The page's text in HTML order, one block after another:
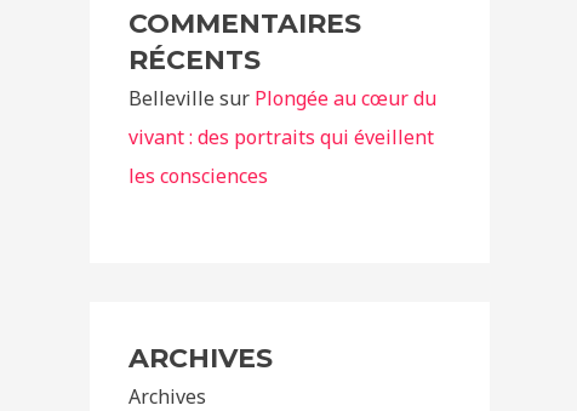
COMMENTAIRES
RÉCENTS
Belleville sur Plongée au cœur du
vivant : des portraits qui éveillent
les consciences
ARCHIVES
Archives